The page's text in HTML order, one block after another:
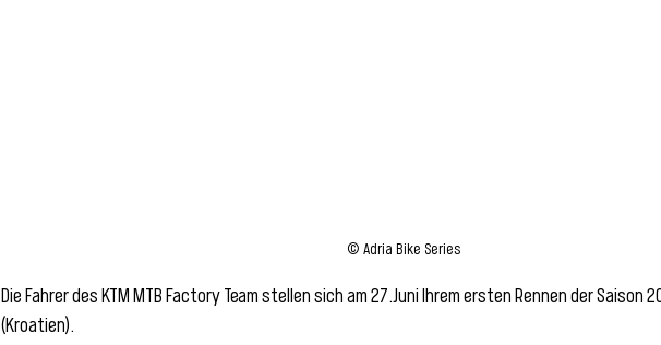
© Adria Bike Series
Die Fahrer des KTM MTB Factory Team stellen sich am 27.Juni Ihrem ersten Rennen der Saison
(Kroatien).